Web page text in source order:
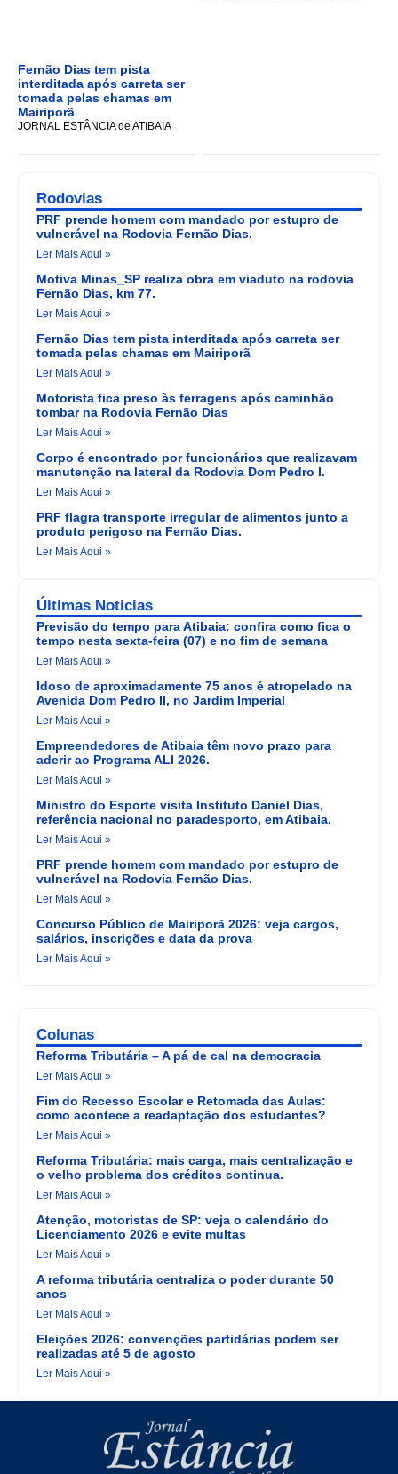
Fernão Dias tem pista
interditada após carreta ser
tomada pelas chamas em
Mairiporã
JORNAL ESTÂNCIA de ATIBAIA
Rodovias
PRF prende homem com mandado por estupro de
vulnerável na Rodovia Fernão Dias.
Ler Mais Aqui »
Motiva Minas_SP realiza obra em viaduto na rodovia
Fernão Dias, km 77.
Ler Mais Aqui »
Fernão Dias tem pista interditada após carreta ser
tomada pelas chamas em Mairiporã
Ler Mais Aqui »
Motorista fica preso às ferragens após caminhão
tombar na Rodovia Fernão Dias
Ler Mais Aqui »
Corpo é encontrado por funcionários que realizavam
manutenção na lateral da Rodovia Dom Pedro I.
Ler Mais Aqui »
PRF flagra transporte irregular de alimentos junto a
produto perigoso na Fernão Dias.
Ler Mais Aqui »
Últimas Noticias
Previsão do tempo para Atibaia: confira como fica o
tempo nesta sexta-feira (07) e no fim de semana
Ler Mais Aqui »
Idoso de aproximadamente 75 anos é atropelado na
Avenida Dom Pedro II, no Jardim Imperial
Ler Mais Aqui »
Empreendedores de Atibaia têm novo prazo para
aderir ao Programa ALI 2026.
Ler Mais Aqui »
Ministro do Esporte visita Instituto Daniel Dias,
referência nacional no paradesporto, em Atibaia.
Ler Mais Aqui »
PRF prende homem com mandado por estupro de
vulnerável na Rodovia Fernão Dias.
Ler Mais Aqui »
Concurso Público de Mairiporã 2026: veja cargos,
salários, inscrições e data da prova
Ler Mais Aqui »
Colunas
Reforma Tributária – A pá de cal na democracia
Ler Mais Aqui »
Fim do Recesso Escolar e Retomada das Aulas:
como acontece a readaptação dos estudantes?
Ler Mais Aqui »
Reforma Tributária: mais carga, mais centralização e
o velho problema dos créditos continua.
Ler Mais Aqui »
Atenção, motoristas de SP: veja o calendário do
Licenciamento 2026 e evite multas
Ler Mais Aqui »
A reforma tributária centraliza o poder durante 50
anos
Ler Mais Aqui »
Eleições 2026: convenções partidárias podem ser
realizadas até 5 de agosto
Ler Mais Aqui »